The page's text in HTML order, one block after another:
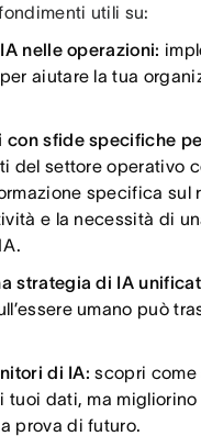
utili su:
nelle operazioni:
aiutare la tua
con sfide specifiche
del settore operativo
specifica sul
e la necessità di
strategia di IA
umano può
di IA: scopri come
tuoi dati, ma
prova di futuro.